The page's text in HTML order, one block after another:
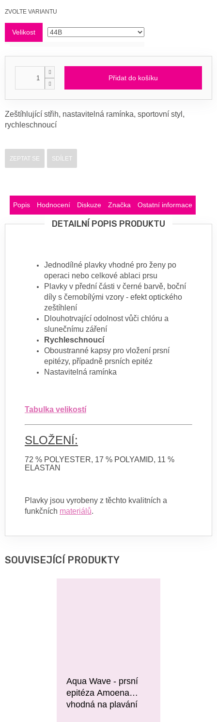
Měrná
ZVOLTE VARIANTU
Velikost
Přidat do košíku
Zeštíhlující střih, nastavitelná ramínka, sportovní styl,
rychleschnoucí
ZEPTAT SE SDÍLET
Popis Hodnocení Diskuze Značka Ostatní informace
DETAILNÍ POPIS PRODUKTU
Jednodílné plavky vhodné pro ženy po
operaci nebo celkové ablaci prsu
Plavky v přední části v černé barvě, boční
díly s černobílými vzory - efekt optického
zeštíhlení
Dlouhotrvající odolnost vůči chlóru a
slunečnímu záření
Rychleschnoucí
Oboustranné kapsy pro vložení prsní
epitézy, případně prsních epitéz
Nastavitelná ramínka
Tabulka velikostí
SLOŽENÍ:
72 % POLYESTER, 17 % POLYAMID, 11 %
ELASTAN
Plavky jsou vyrobeny z těchto kvalitních a
funkčních materiálů.
SOUVISEJÍCÍ PRODUKTY
Aqua Wave - prsní
epitéza Amoena
vhodná na plavání